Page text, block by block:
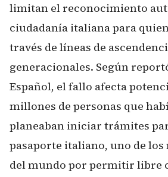
limitan el reconocimiento
ciudadanía italiana para
través de líneas de
generacionales. Según
Español, el fallo afecta
millones de personas que
planeaban iniciar trámites
pasaporte italiano, uno de los
del mundo por permitir libre